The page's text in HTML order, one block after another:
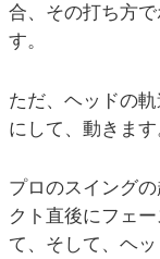
合、その打ち方
す。
ただ、ヘッドの
にして、動きます
プロのスイング
クト直後にフェ
て、そして、ヘ